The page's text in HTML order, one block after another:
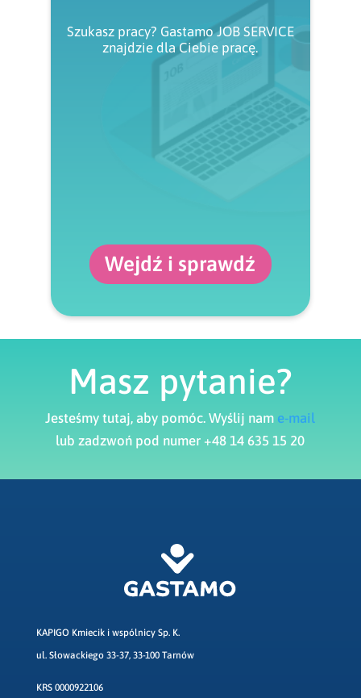
Szukasz pracy? Gastamo JOB SERVICE
znajdzie dla Ciebie pracę.
Wejdź i sprawdź
Masz pytanie?
Jesteśmy tutaj, aby pomóc. Wyślij nam e-mail
lub zadzwoń pod numer +48 14 635 15 20
KAPIGO Kmiecik i wspólnicy Sp. K.
ul. Słowackiego 33-37, 33-100 Tarnów
KRS 0000922106